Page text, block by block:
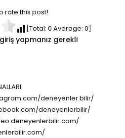
rate this post!
[Total: 0 Average: 0]
yapmanız gerekli
deneyenler.bilir/
deneyenlerbilir/